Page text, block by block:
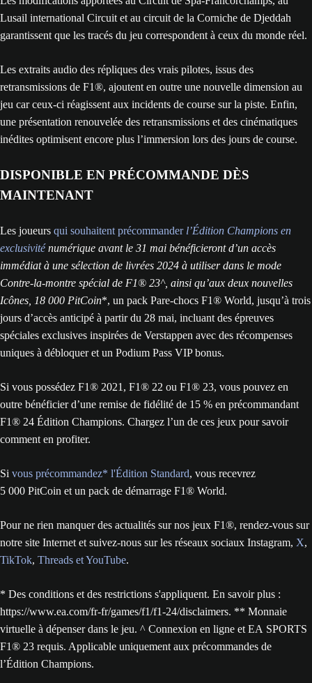
Lusail international Circuit et au circuit de la Corniche de Djeddah
garantissent que les tracés du jeu correspondent à ceux du monde réel.
Les extraits audio des répliques des vrais pilotes, issus des
retransmissions de F1®, ajoutent en outre une nouvelle dimension au
jeu car ceux-ci réagissent aux incidents de course sur la piste. Enfin,
une présentation renouvelée des retransmissions et des cinématiques
inédites optimisent encore plus l’immersion lors des jours de course.
DISPONIBLE EN PRÉCOMMANDE DÈS
MAINTENANT
Les joueurs qui souhaitent précommanderl’Édition Champions en
exclusiviténumérique avant le 31 mai bénéficieront d’un accès
immédiat à une sélection de livrées 2024 à utiliser dans le mode
Contre-la-montre spécial de F1® 23^, ainsi qu’aux deux nouvelles
Icônes, 18 000 PitCoin*, un pack Pare-chocs F1® World, jusqu’à trois
jours d’accès anticipé à partir du 28 mai, incluant des épreuves
spéciales exclusives inspirées de Verstappen avec des récompenses
uniques à débloquer et un Podium Pass VIP bonus.
Si vous possédez F1® 2021, F1® 22 ou F1® 23, vous pouvez en
outre bénéficier d’une remise de fidélité de 15 % en précommandant
F1® 24 Édition Champions. Chargez l’un de ces jeux pour savoir
comment en profiter.
Si vous précommandez* l'Édition Standard, vous recevrez
5 000 PitCoin et un pack de démarrage F1® World.
Pour ne rien manquer des actualités sur nos jeux F1®, rendez-vous sur
notre site Internet et suivez-nous sur les réseaux sociaux Instagram, X,
TikTok, Threads etYouTube.
* Des conditions et des restrictions s'appliquent. En savoir plus :
https://www.ea.com/fr-fr/games/f1/f1-24/disclaimers. ** Monnaie
virtuelle à dépenser dans le jeu. ^ Connexion en ligne et EA SPORTS
F1® 23 requis. Applicable uniquement aux précommandes de
l’Édition Champions.